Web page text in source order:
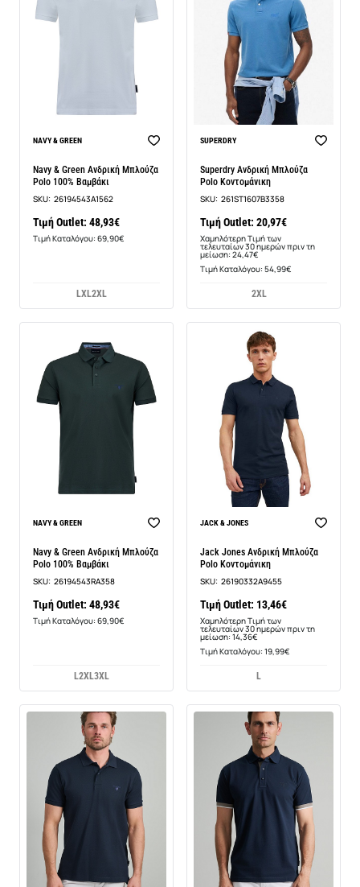
NAVY & GREEN
Navy & Green Ανδρική Μπλούζα
Polo 100% Βαμβάκι
SKU: 26194543A1562
Τιμή Outlet: 48,93€
Τιμή Καταλόγου: 69,90€
LXL2XL
BEST SELLER
-14%
SUPERDRY
Superdry Ανδρική Μπλούζα
Polo Κοντομάνικη
SKU: 261ST1607B3358
Τιμή Outlet: 20,97€
Χαμηλότερη Τιμή των
τελευταίων 30 ημερών πριν τη
μείωση: 24,47€
Τιμή Καταλόγου: 54,99€
2XL
NAVY & GREEN
Navy & Green Ανδρική Μπλούζα
Polo 100% Βαμβάκι
SKU: 26194543RA358
Τιμή Outlet: 48,93€
Τιμή Καταλόγου: 69,90€
L2XL3XL
BEST SELLER
-6%
JACK & JONES
Jack Jones Ανδρική Μπλούζα
Polo Κοντομάνικη
SKU: 26190332A9455
Τιμή Outlet: 13,46€
Χαμηλότερη Τιμή των
τελευταίων 30 ημερών πριν τη
μείωση: 14,36€
Τιμή Καταλόγου: 19,99€
L